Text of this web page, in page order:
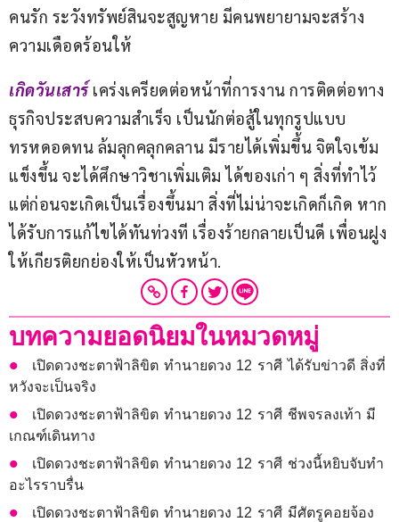
คนรัก ระวังทรัพย์สินจะสูญหาย มีคนพยายามจะสร้าง
ความเดือดร้อนให้
เกิดวันเสาร์ เคร่งเครียดต่อหน้าที่การงาน การติดต่อทาง
ธุรกิจประสบความสำเร็จ เป็นนักต่อสู้ในทุกรูปแบบ
ทรหดอดทน ล้มลุกคลุกคลาน มีรายได้เพิ่มขึ้น จิตใจเข้ม
แข็งขึ้น จะได้ศึกษาวิชาเพิ่มเติม ได้ของเก่า ๆ สิ่งที่ทำไว้
แต่ก่อนจะเกิดเป็นเรื่องขึ้นมา สิ่งที่ไม่น่าจะเกิดก็เกิด หาก
ได้รับการแก้ไขได้ทันท่วงที เรื่องร้ายกลายเป็นดี เพื่อนฝูง
ให้เกียรติยกย่องให้เป็นหัวหน้า.
บทความยอดนิยมในหมวดหมู่
เปิดดวงชะตาฟ้าลิขิต ทำนายดวง 12 ราศี ได้รับข่าวดี สิ่งที่
หวังจะเป็นจริง
เปิดดวงชะตาฟ้าลิขิต ทำนายดวง 12 ราศี ชีพจรลงเท้า มี
เกณฑ์เดินทาง
เปิดดวงชะตาฟ้าลิขิต ทำนายดวง 12 ราศี ช่วงนี้หยิบจับทำ
อะไรราบรื่น
เปิดดวงชะตาฟ้าลิขิต ทำนายดวง 12 ราศี มีศัตรูคอยจ้อง